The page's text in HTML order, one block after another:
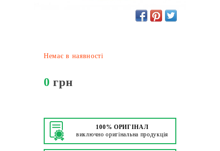
Немає в наявності
0 грн
100% ОРИГІНАЛ
виключно оригінальна продукція